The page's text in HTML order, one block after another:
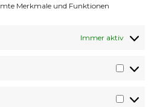
Merkmale und Funktionen
Immer aktiv
STIMME ZU
:)